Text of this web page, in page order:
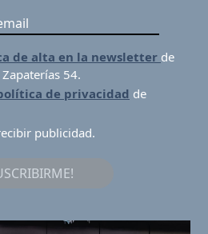
de alta en la newsletter de
Zapaterías 54.
de privacidad de
publicidad.